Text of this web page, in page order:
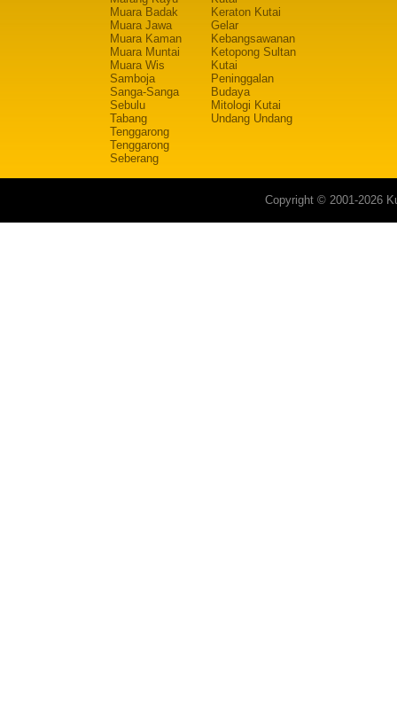
Muara Badak
Muara Jawa
Muara Kaman
Muara Muntai
Muara Wis
Samboja
Sanga-Sanga
Sebulu
Tabang
Tenggarong
Tenggarong
Seberang
Keraton Kutai
Gelar
Kebangsawanan
Ketopong Sultan
Kutai
Peninggalan
Budaya
Mitologi Kutai
Undang Undang
Copyright © 2001-2026